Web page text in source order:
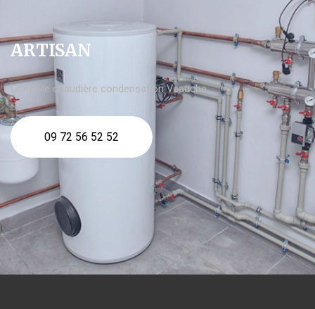
ARTISAN
Contrôle chaudière condensation Veauche
09 72 56 52 52